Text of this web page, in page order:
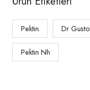
Pektin Dr
Pektin Nh